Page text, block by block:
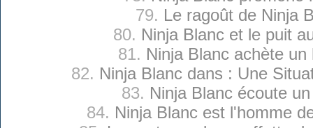
79. Le ragoût de Ninja
80. Ninja Blanc et le puit
81. Ninja Blanc achète un
82. Ninja Blanc dans : Une
83. Ninja Blanc écoute
84. Ninja Blanc est l'homme